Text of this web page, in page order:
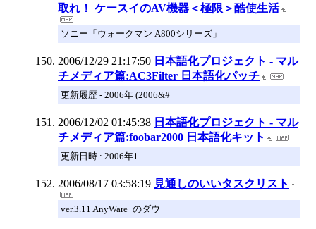
取れ！ ケースイのAV機器＜極限＞酷使生活
ソニー「ウォークマン A800シリーズ」
2006/12/29 21:17:50 日本語化プロジェクト - マル
チメディア篇:AC3Filter 日本語化パッチ
更新履歴 - 2006年 (2006&#
2006/12/02 01:45:38 日本語化プロジェクト - マル
チメディア篇:foobar2000 日本語化キット
更新日時 : 2006年1
2006/08/17 03:58:19 見通しのいいタスクリスト
ver.3.11 AnyWare+のダウ